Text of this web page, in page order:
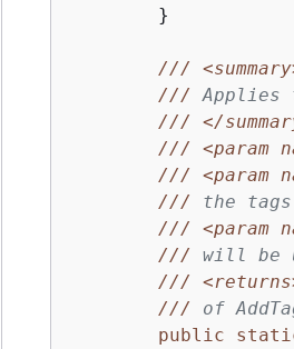
        }
///
/// Applies
///
</
///
<param
///
<param
/// the
///
<param
/// will be
///
/// of
public